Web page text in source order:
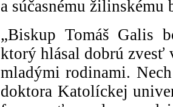
a súčasnému žilinskému
„Biskup Tomáš Galis
ktorý hlásal dobrú zvesť
mladými rodinami.
doktora Katolíckej